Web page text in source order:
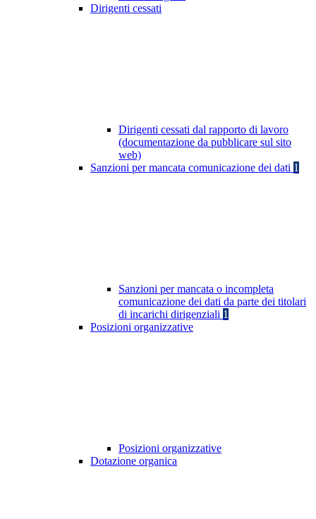
Dirigenti cessati
Dirigenti cessati dal rapporto di lavoro
(documentazione da pubblicare sul sito
web)
Sanzioni per mancata comunicazione dei dati 1
Sanzioni per mancata o incompleta
comunicazione dei dati da parte dei titolari
di incarichi dirigenziali 1
Posizioni organizzative
Posizioni organizzative
Dotazione organica